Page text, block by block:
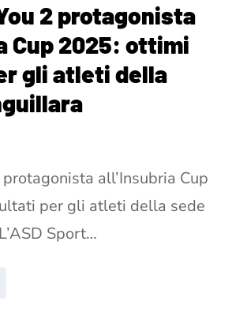
2 protagonista
Cup 2025: ottimi
gli atleti della
all’Insubria Cup
per gli atleti della sede
Sport…